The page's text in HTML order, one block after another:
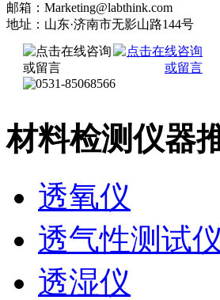
邮箱：Marketing@labthink.com
地址：山东·济南市无影山路144号
材料检测仪器
透氧仪
透气性测试仪
透湿仪